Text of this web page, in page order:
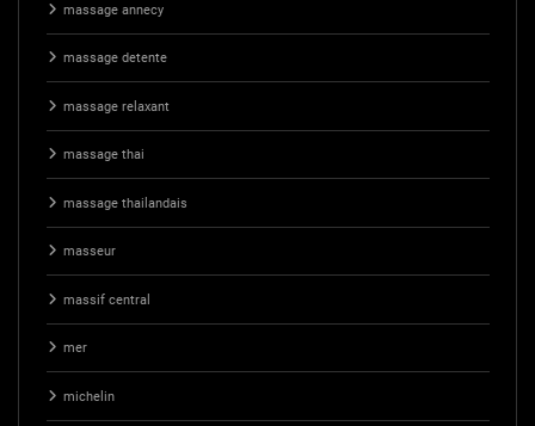
massage annecy
massage detente
massage relaxant
massage thai
massage thailandais
masseur
massif central
mer
michelin